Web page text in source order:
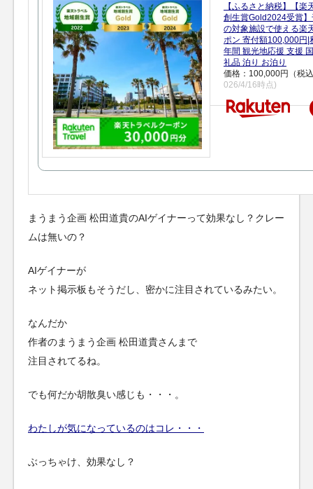
【ふるさと納税】【楽
創生賞Gold2024受賞
の対象施設で使える楽
ポン 寄付額100,000円|
年間 観光地応援 支援
礼品 泊り お泊り
価格：100,000円（税
026/4/16時点)
まうまう企画 松田道貴のAIゲイナーって効果なし？クレー
ムは無いの？
AIゲイナーが
ネット掲示板もそうだし、密かに注目されているみたい。
なんだか
作者のまうまう企画 松田道貴さんまで
注目されてるね。
でも何だか胡散臭い感じも・・・。
わたしが気になっているのはコレ・・・
ぶっちゃけ、効果なし？